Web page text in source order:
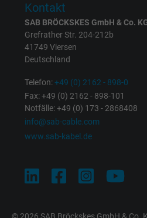
Zweck
Cookie von
Erzeugt
Name IDE, Google
Anbieter Google LLC
Laufzeit 1 Jahr
Zweck
Benutzers auf
Kontakt
SAB BRÖCKSKES GmbH & Co.
Grefrather Str. 204-212b
41749 Viersen
Deutschland
Telefon:+49 (0) 2162 - 898-0
Fax: +49 (0) 2162 - 898-101
Notfälle: +49 (0) 173 - 2868408
info@sab-cable.com
www.sab-kabel.de